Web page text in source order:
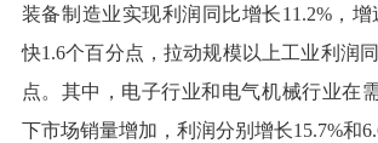
装备制造业实现利润同比增长11.2%，
快1.6个百分点，拉动规模以上工业利润
点。其中，电子行业和电气机械行业在
下市场销量增加，利润分别增长15.7%和